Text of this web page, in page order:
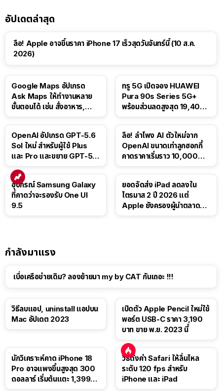
อัปเดตล่าสุด
ลือ! Apple อาจขึ้นราคา iPhone 17 เร็วสุดวันจันทร์นี้ (10 ส.ค.
2026)
Google Maps อัปเกรด
Ask Maps ให้ทำงานหลาย
ขั้นตอนได้ เช่น สั่งอาหาร,
ทรู 5G เปิดจอง HUAWEI
Pura 90s Series 5G+
พร้อมส่วนลดสูงสุด 19,400
OpenAI อัปเกรด GPT-5.6
Sol ใหม่ สำหรับผู้ใช้ Plus
และ Pro และขยาย GPT-5.6
ลือ! ลำโพง AI ตัวใหม่จาก
OpenAI ขนาดเท่าลูกฮอกกี้
คาดราคาเริ่มราว 10,000
อุปกรณ์ Samsung Galaxy
ที่คาดว่าจะรองรับ One UI
9.5
ยอดจัดส่ง iPad ลดลงใน
ไตรมาส 2 ปี 2026 แต่
Apple ยังครองผู้นำตลาด
กำลังมาแรง
เบื่อเครือข่ายเดิม? ลองย้ายมา my by CAT กันเถอะ !!!
วิธีลบแอป, uninstall แอปบน
Mac อัปเดต 2023
เปิดตัว Apple Pencil ใหม่ใช้
พอร์ต USB-C ราคา 3,190
บาท ขาย พ.ย. 2023 นี้
นักวิเคราะห์คาด iPhone 18
Pro อาจแพงขึ้นสูงสุด 300
ดอลลาร์ เริ่มต้นแตะ 1,399
วิธีตั้งค่า Safari ให้ลื่นไหล
ระดับ 120 fps สำหรับ
iPhone และ iPad